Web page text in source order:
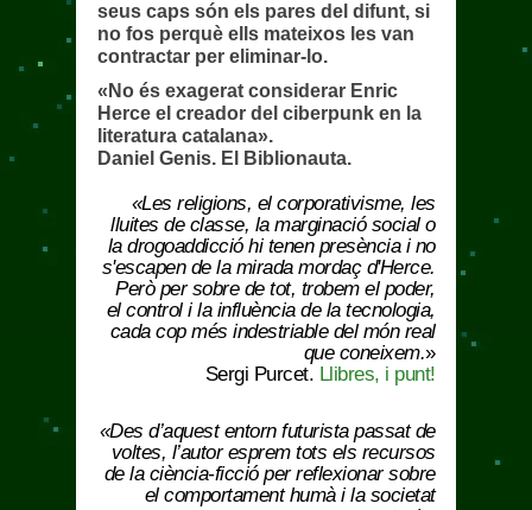
seus caps són els pares del difunt, si
no fos perquè ells mateixos les van
contractar per eliminar-lo.
«No és exagerat considerar Enric
Herce el creador del ciberpunk en la
literatura catalana».
Daniel Genis. El Biblionauta.
«Les religions, el corporativisme, les
lluites de classe, la marginació social o
la drogoaddicció hi tenen presència i no
s'escapen de la mirada mordaç d'Herce.
Però per sobre de tot, trobem el poder,
el control i la influència de la tecnologia,
cada cop més indestriable del món real
que coneixem.»
Sergi Purcet. Llibres, i punt!
«Des d’aquest entorn futurista passat de
voltes, l’autor esprem tots els recursos
de la ciència-ficció per reflexionar sobre
el comportament humà i la societat